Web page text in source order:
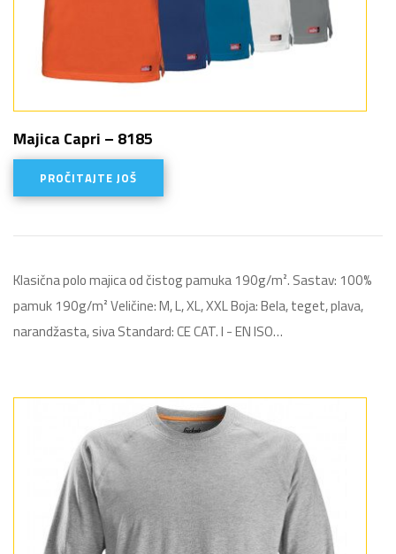
Majica Capri – 8185
PROČITAJTE JOŠ
Klasična polo majica od čistog pamuka 190g/m². Sastav: 100%
pamuk 190g/m² Veličine: M, L, XL, XXL Boja: Bela, teget, plava,
narandžasta, siva Standard: CE CAT. I - EN ISO…